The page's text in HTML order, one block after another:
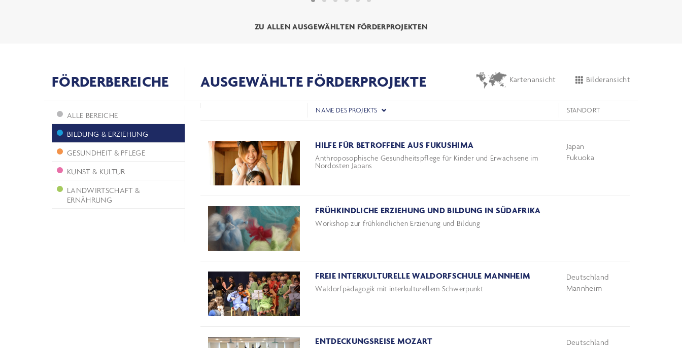
ZU ALLEN AUSGEWÄHLTEN FÖRDERPROJEKTEN
FÖRDERBEREICHE AUSGEWÄHLTE FÖRDERPROJEKTE Kartenansicht Bilderansicht
ALLE BEREICHE
BILDUNG & ERZIEHUNG
GESUNDHEIT & PFLEGE
KUNST & KULTUR
LANDWIRTSCHAFT &
ERNÄHRUNG
NAME DES PROJEKTS STANDORT
HILFE FÜR BETROFFENE AUS FUKUSHIMA
Anthroposophische Gesundheitspflege für Kinder und Erwachsene im
Nordosten Japans
Japan
Fukuoka
FRÜHKINDLICHE ERZIEHUNG UND BILDUNG IN SÜDAFRIKA
Workshop zur frühkindlichen Erziehung und Bildung
FREIE INTERKULTURELLE WALDORFSCHULE MANNHEIM
Waldorfpädagogik mit interkulturellem Schwerpunkt
Deutschland
Mannheim
ENTDECKUNGSREISE MOZART
Deutschland